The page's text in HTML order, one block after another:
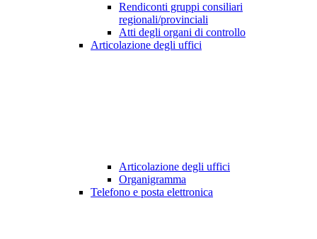
Rendiconti gruppi consiliari
regionali/provinciali
Atti degli organi di controllo
Articolazione degli uffici
Articolazione degli uffici
Organigramma
Telefono e posta elettronica